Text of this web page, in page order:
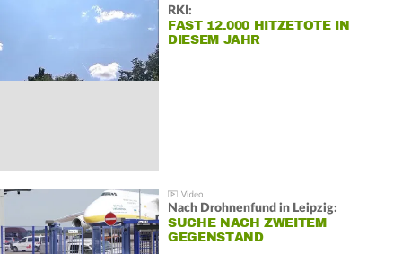
RKI:
FAST 12.000 HITZETOTE IN
DIESEM JAHR
Nach Drohnenfund in Leipzig:
SUCHE NACH ZWEITEM
GEGENSTAND